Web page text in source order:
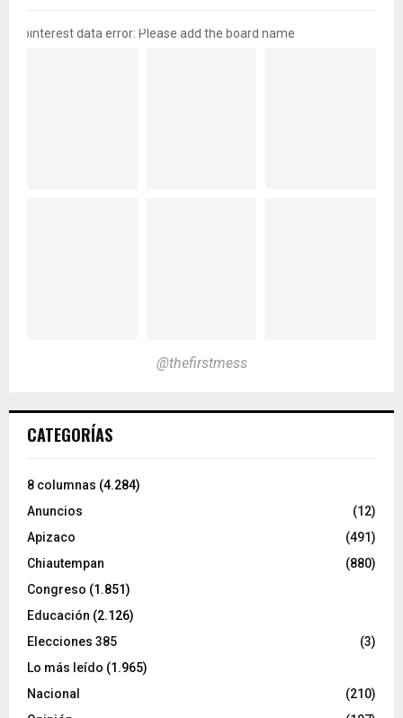
pinterest data error: Please add the board name
@thefirstmess
CATEGORÍAS
8 columnas (4.284)
Anuncios
(12)
Apizaco
(491)
Chiautempan
(880)
Congreso (1.851)
Educación (2.126)
Elecciones 385
(3)
Lo más leído (1.965)
Nacional
(210)